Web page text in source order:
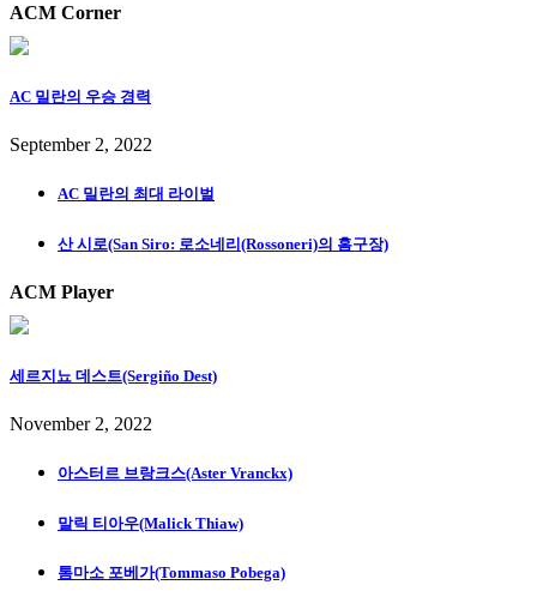
ACM Corner
AC 밀란의 우승 경력
September 2, 2022
AC 밀란의 최대 라이벌
산 시로(San Siro: 로소네리(Rossoneri)의 홈구장)
ACM Player
세르지뇨 데스트(Sergiño Dest)
November 2, 2022
아스터르 브랑크스(Aster Vranckx)
말릭 티아우(Malick Thiaw)
톰마소 포베가(Tommaso Pobega)